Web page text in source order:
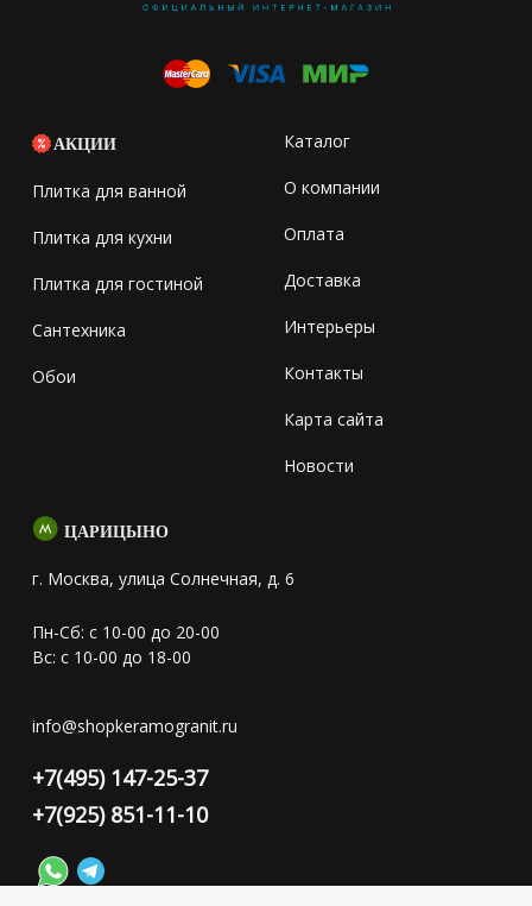
АКЦИИ
Плитка для ванной
Плитка для кухни
Плитка для гостиной
Сантехника
Обои
Каталог
О компании
Оплата
Доставка
Интерьеры
Контакты
Карта сайта
Новости
ЦАРИЦЫНО
г. Москва, улица Солнечная, д. 6
Пн-Сб: с 10-00 до 20-00
Вс: с 10-00 до 18-00
info@shopkeramogranit.ru
+7(495) 147-25-37
+7(925) 851-11-10